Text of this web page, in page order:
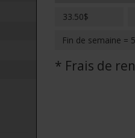
33.50$
Fin de semaine =
* Frais de